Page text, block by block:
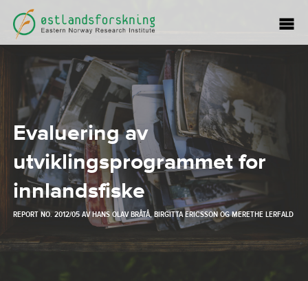
Evaluering av
utviklingsprogrammet for
innlandsfiske
REPORT NO. 2012/05 AVHANS OLAV BRÅTÅ,BIRGITTA ERICSSONOGMERETHE LERFALD